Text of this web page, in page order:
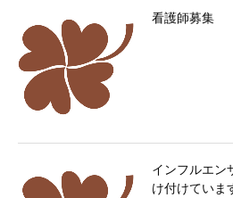
看護師募集
インフルエン
け付けていま